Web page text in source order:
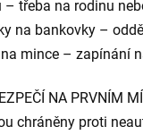
třeba na rodinu
na bankovky –
mince – zapínání
NA PRVNÍM
chráněny proti